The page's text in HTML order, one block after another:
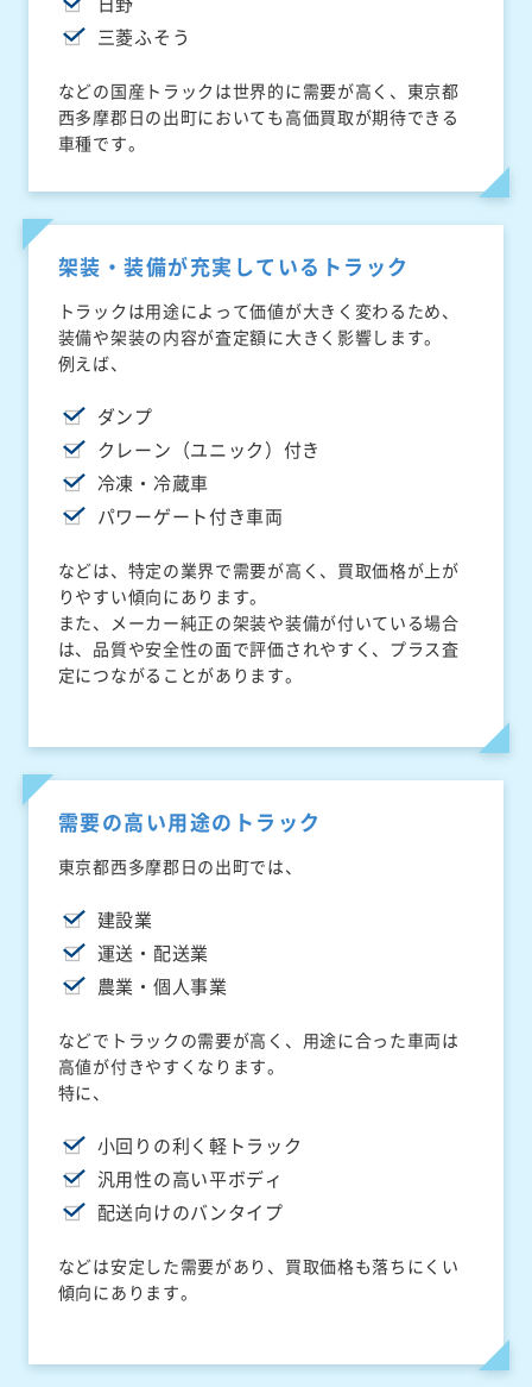
三菱ふそう
などの国産トラックは世界的に需要が高く、東京都
西多摩郡日の出町においても高価買取が期待できる
車種です。
架装・装備が充実しているトラック
トラックは用途によって価値が大きく変わるため、
装備や架装の内容が査定額に大きく影響します。
例えば、
ダンプ
クレーン（ユニック）付き
冷凍・冷蔵車
パワーゲート付き車両
などは、特定の業界で需要が高く、買取価格が上が
りやすい傾向にあります。
また、メーカー純正の架装や装備が付いている場合
は、品質や安全性の面で評価されやすく、プラス査
定につながることがあります。
需要の高い用途のトラック
東京都西多摩郡日の出町では、
建設業
運送・配送業
農業・個人事業
などでトラックの需要が高く、用途に合った車両は
高値が付きやすくなります。
特に、
小回りの利く軽トラック
汎用性の高い平ボディ
配送向けのバンタイプ
などは安定した需要があり、買取価格も落ちにくい
傾向にあります。